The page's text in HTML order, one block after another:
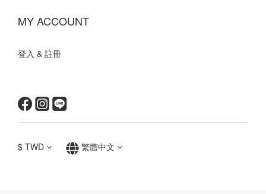
MY ACCOUNT
登入 & 註冊
$ TWD 繁體中文